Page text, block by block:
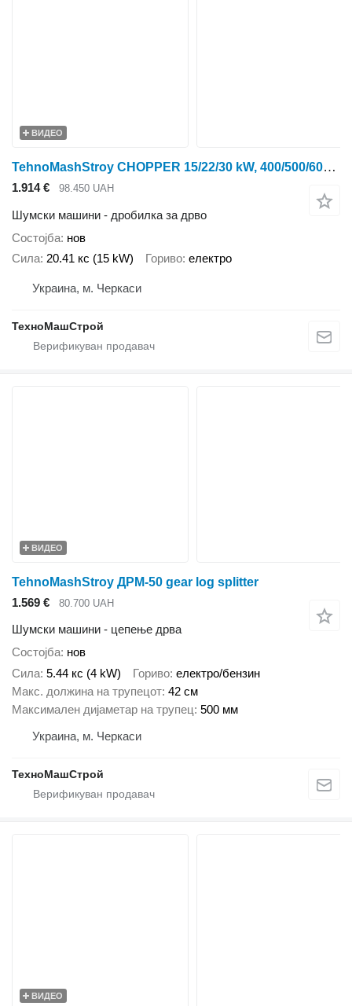
ВИДЕО
TehnoMashStroy CHOPPER 15/22/30 kW, 400/500/600 kg/h
1.914 € 98.450 UAH
Шумски машини - дробилка за дрво
Состојба нов
Сила 20.41 кс (15 kW) Гориво електро
Украина, м. Черкаси
ТехноМашСтрой
ВИДЕО
TehnoMashStroy ДРМ-50 gear log splitter
1.569 €
80.700 UAH
Шумски машини - цепење дрва
Состојба нов
Сила 5.44 кс (4 kW) Гориво електро/бензин
Макс. должина на трупецот 42 см
Максимален дијаметар на трупец 500 мм
Украина, м. Черкаси
ТехноМашСтрой
ВИДЕО